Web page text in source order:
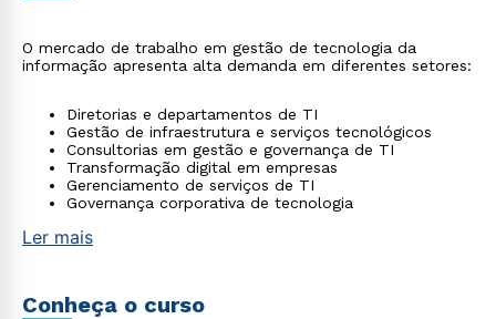
O mercado de trabalho em gestão de tecnologia da
informação apresenta alta demanda em diferentes setores:
Diretorias e departamentos de TI
Gestão de infraestrutura e serviços tecnológicos
Consultorias em gestão e governança de TI
Transformação digital em empresas
Gerenciamento de serviços de TI
Governança corporativa de tecnologia
Ler mais
Conheça o curso